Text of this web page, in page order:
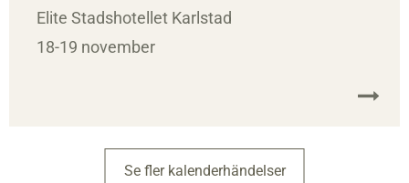
Elite Stadshotellet Karlstad
18-19 november
Se fler kalenderhändelser